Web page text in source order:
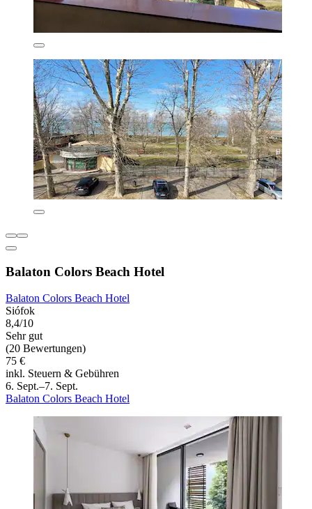
Balaton Colors Beach Hotel
Balaton Colors Beach Hotel
Siófok
8,4/10
Sehr gut
(20 Bewertungen)
75 €
inkl. Steuern & Gebühren
6. Sept.–7. Sept.
Balaton Colors Beach Hotel